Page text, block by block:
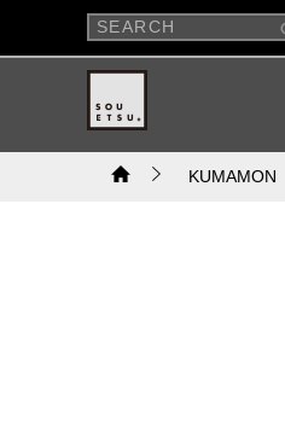
KUMAMON